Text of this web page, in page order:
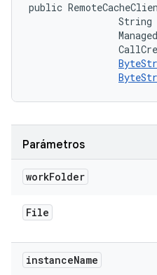
public
String
Parámetros
workFolder
File
instanceName